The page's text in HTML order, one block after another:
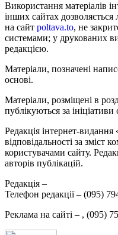
Використання матеріалів
інших сайтах
на сайт poltava.to, не
системами; у друкованих
редакцією.
Матеріали, позначені
основі.
Матеріали, розміщені в
публікуються за
Редакція інтернет-
відповідальності за зміст
користувачами сайту.
авторів публікацій.
Редакція –
Телефон редакції – (095)
Реклама на сайті – , (095)